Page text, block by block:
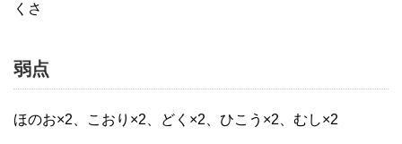
くさ
弱点
ほのお×2、こおり×2、どく×2、ひこう×2、むし×2